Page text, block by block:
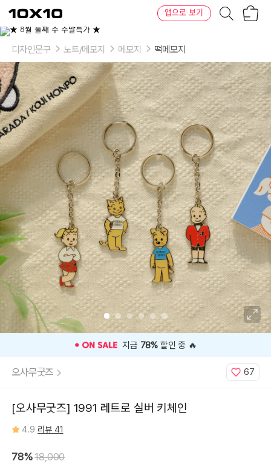
텐
바
텐
앱으로 보기
이
상
션
-
옵
션:
JACK,
JILL,
DOG,
CAT
디자인문구 노트/메모지 메모지 떡메모지
⭐️ 고객 평점 4.9인기 상품 ⭐️
오사무굿즈 67
[오사무굿즈] 1991 레트로 실버 키체인
4.9 리뷰 41
78%18,000